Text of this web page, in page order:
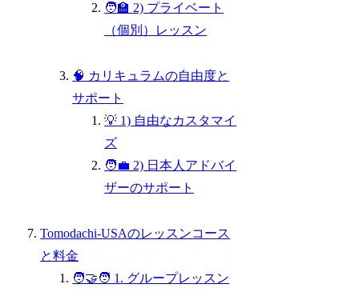
🧑‍🏫 2) プライベート
（個別）レッスン
🧠 カリキュラムの自由度と
サポート
💡 1) 自由なカスタマイ
ズ
🧑‍💼 2) 日本人アドバイ
ザーのサポート
Tomodachi-USAのレッスンコース
と料金
🧑‍🤝‍🧑 1. グループレッスン